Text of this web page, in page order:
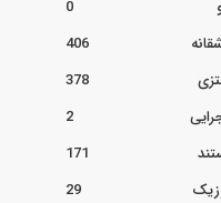
0
406
378
2
171
29